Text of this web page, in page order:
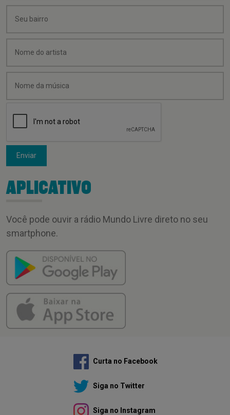
Enviar
APLICATIVO
Você pode ouvir a rádio Mundo Livre direto no seu
smartphone.
Curta no Facebook
Siga no Twitter
Siga no Instagram